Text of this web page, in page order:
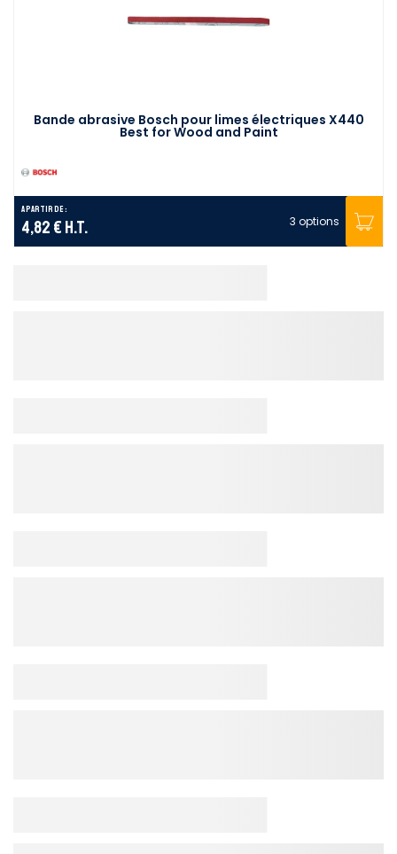
Bande abrasive Bosch pour limes électriques X440
Best for Wood and Paint
A partir de :
4,82 € H.T. 3 options